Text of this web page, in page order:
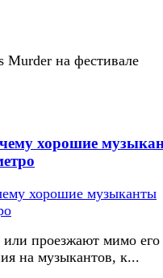
на фестивале
хорошие
или проезжают мимо его
на музыкантов, к...